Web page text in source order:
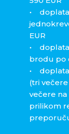
•
EUR
• doplata
brodu po
• doplata
(tri
večere
prilikom